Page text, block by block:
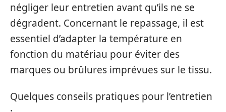
négliger leur entretien avant qu’ils ne se
dégradent. Concernant le repassage, il est
essentiel d’adapter la température en
fonction du matériau pour éviter des
marques ou brûlures imprévues sur le tissu.
Quelques conseils pratiques pour l’entretien